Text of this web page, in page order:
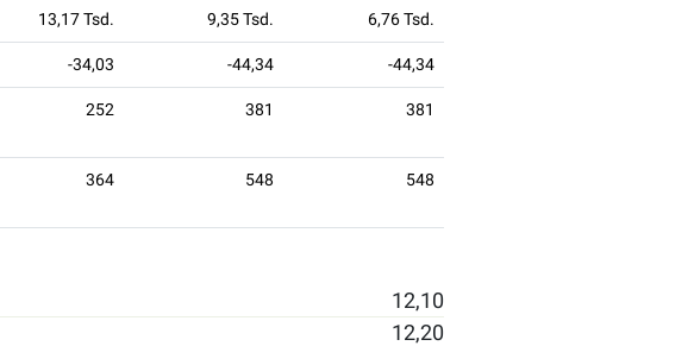
13,17 Tsd. 9,35 Tsd. 6,76 Tsd.
-34,03 -44,34 -44,34
252 381 381
364 548 548
12,10
12,20